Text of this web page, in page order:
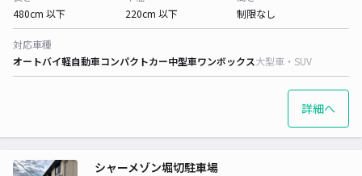
480cm 以下
220cm 以下
制限なし
対応車種
オートバイ軽自動車コンパクトカー中型車ワンボックス大型車・SUV
詳細へ
シャーメゾン堀切駐車場